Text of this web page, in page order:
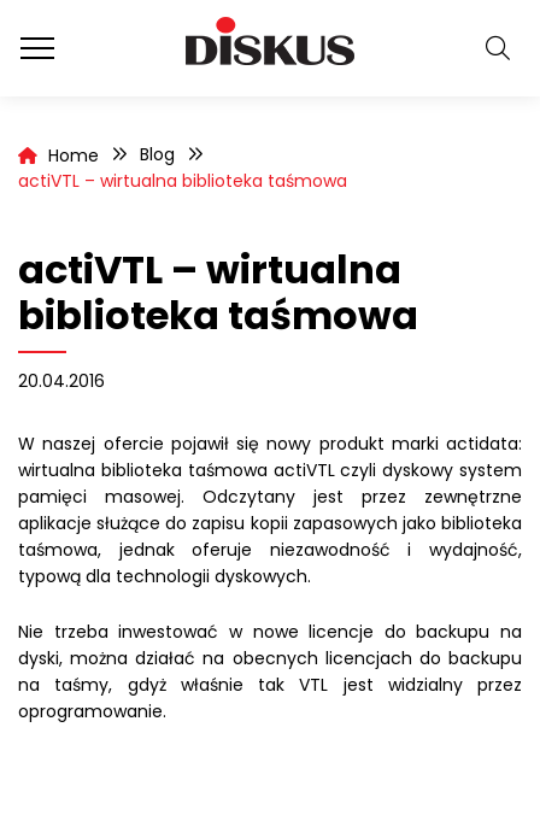
Home
Blog
actiVTL – wirtualna biblioteka taśmowa
actiVTL – wirtualna
biblioteka taśmowa
20.04.2016
W naszej ofercie pojawił się nowy produkt marki actidata:
wirtualna biblioteka taśmowa actiVTL czyli dyskowy system
pamięci masowej. Odczytany jest przez zewnętrzne
aplikacje służące do zapisu kopii zapasowych jako biblioteka
taśmowa, jednak oferuje niezawodność i wydajność,
typową dla technologii dyskowych.
Nie trzeba inwestować w nowe licencje do backupu na
dyski, można działać na obecnych licencjach do backupu
na taśmy, gdyż właśnie tak VTL jest widzialny przez
oprogramowanie.